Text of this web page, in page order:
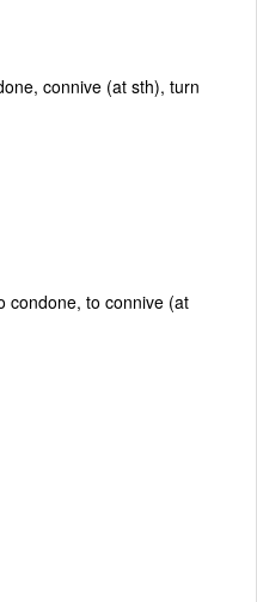
connive (at sth), turn
condone, to connive (at